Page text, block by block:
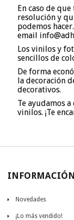
En caso de
resolución y
podemos
email
Los vinilos y
sencillos de
De forma
la decoración
decorativos.
Te ayudamos
vinilos. ¡Te
INFORMACIÓN
Novedades
¡Lo más vendido!